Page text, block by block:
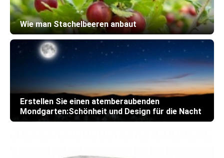
Wie man Stachelbeeren anbaut
Erstellen Sie einen atemberaubenden
Mondgarten:Schönheit und Design für die Nacht